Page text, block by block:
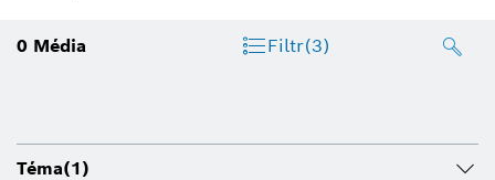
0 Média Filtr(3)
Téma(1)